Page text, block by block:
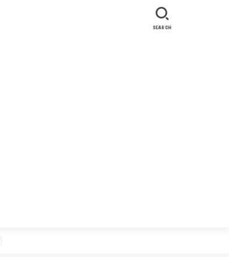
SEARCH